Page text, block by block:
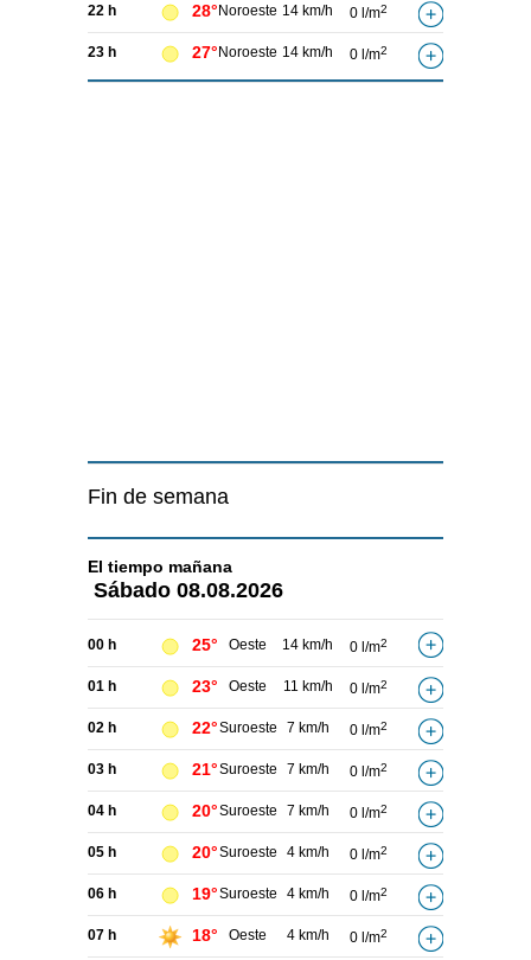
22 h 28° Noroeste 14 km/h 0 l/m2
23 h 27° Noroeste 14 km/h 0 l/m2
Fin de semana
El tiempo mañana
Sábado 08.08.2026
00 h 25° Oeste 14 km/h 0 l/m2
01 h 23° Oeste 11 km/h 0 l/m2
02 h 22°Suroeste 7 km/h 0 l/m2
03 h 21°Suroeste 7 km/h 0 l/m2
04 h 20°Suroeste 7 km/h 0 l/m2
05 h 20°Suroeste 4 km/h 0 l/m2
06 h 19°Suroeste 4 km/h 0 l/m2
07 h 18° Oeste 4 km/h 0 l/m2